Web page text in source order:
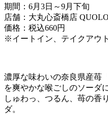
期間：6月3日～9月下旬
店舗：大丸心斎橋店
価格：税込660円
※イートイン、テイクアウ
濃厚な味わいの奈良県産苺
を爽やかな喉ごしのソーダ
しゅわっ、つるん、苺の香
ダ。